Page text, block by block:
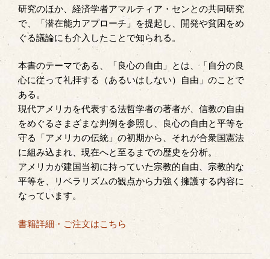
研究のほか、経済学者アマルティア・センとの共同研究
で、「潜在能力アプローチ」を提起し、開発や貧困をめ
ぐる議論にも介入したことで知られる。
本書のテーマである、「良心の自由」とは、「自分の良
心に従って礼拝する（あるいはしない）自由」のことで
ある。
現代アメリカを代表する法哲学者の著者が、信教の自由
をめぐるさまざまな判例を参照し、良心の自由と平等を
守る「アメリカの伝統」の初期から、それが合衆国憲法
に組み込まれ、現在へと至るまでの歴史を分析。
アメリカが建国当初に持っていた宗教的自由、宗教的な
平等を、リベラリズムの観点から力強く擁護する内容に
なっています。
書籍詳細・ご注文はこちら